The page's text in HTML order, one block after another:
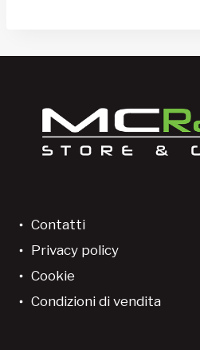
Contatti
Privacy policy
Cookie
Condizioni di vendita